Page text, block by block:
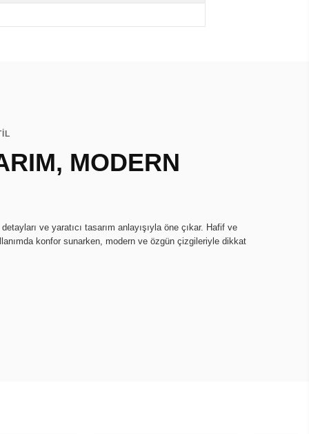
MODERN
ve yaratıcı tasarım anlayışıyla öne çıkar. Hafif ve
konfor sunarken, modern ve özgün çizgileriyle dikkat